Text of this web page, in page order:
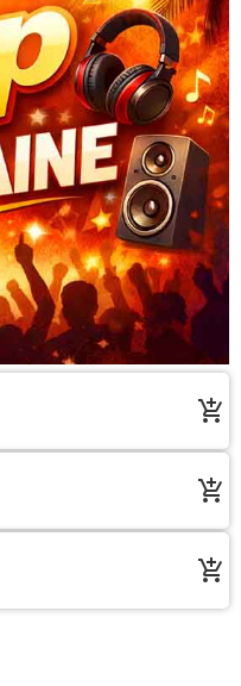
add_shopping_cart
add_shopping_cart
add_shopping_cart